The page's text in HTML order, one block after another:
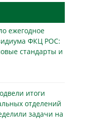
ежегодное
ФКЦ РОС:
стандарты и
итоги
отделений
задачи на